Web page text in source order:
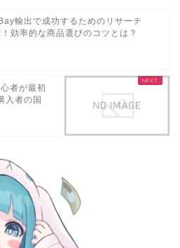
輸出で成功するためのリサーチ
効率的な商品選びのコツとは？
者が最初
入者の国